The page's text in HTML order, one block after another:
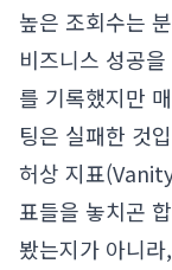
높은 조회수는
비즈니스 성공
를 기록했지만
팅은 실패한 것
허상 지표
표들을 놓치곤
봤는지가 아니